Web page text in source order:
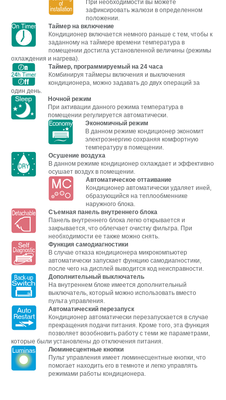
При необходимости вы можете
зафиксировать жалюзи в определенном
положении.
Таймер на включение
Кондиционер включается немного раньше с тем, чтобы к
заданному на таймере времени температура в
помещении достигла установленной величины (режимы
охлаждения и нагрева).
Таймер, программируемый на 24 часа
Комбинируя таймеры включения и выключения
кондиционера, можно задавать до двух операций за
один день.
Ночной режим
При активации данного режима температура в
помещении регулируется автоматически.
Экономичный режим
В данном режиме кондиционер экономит
электроэнергию сохраняя комфортную
температуру в помещении.
Осушение воздуха
В данном режиме кондиционер охлаждает и эффективно
осушает воздух в помещении.
Автоматическое оттаивание
Кондиционер автоматически удаляет иней,
образующийся на теплообменнике
наружного блока.
Съемная панель внутреннего блока
Панель внутреннего блока легко открывается и
закрывается, что облегчает очистку фильтра. При
необходимости ее также можно снять.
Функция самодиагностики
В случае отказа кондиционера микрокомпьютер
автоматически запускает функцию самодиагностики,
после чего на дисплей выводится код неисправности.
Дополнительный выключатель
На внутреннем блоке имеется дополнительный
выключатель, который можно использовать вместо
пульта управления.
Автоматический перезапуск
Кондиционер автоматически перезапускается в случае
прекращения подачи питания. Кроме того, эта функция
позволяет возобновить работу с теми же параметрами,
которые были установлены до отключения питания.
Люминесцентные кнопки
Пульт управления имеет люминесцентные кнопки, что
помогает находить его в темноте и легко управлять
режимами работы кондиционера.